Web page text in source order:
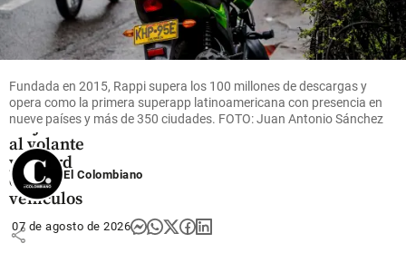
Desfile de
Autos
Clásicos
Medellín:
140
mujeres
al volante
y récord
de
vehículos
share
Fundada en 2015, Rappi supera los 100 millones de descargas y
opera como la primera superapp latinoamericana con presencia en
nueve países y más de 350 ciudades. FOTO: Juan Antonio Sánchez
El Colombiano
07 de agosto de 2026